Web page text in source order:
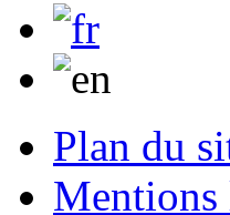
Plan du
Mentions